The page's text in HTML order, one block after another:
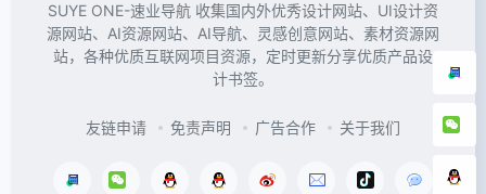
SUYE ONE-速业导航 收集国内外优秀设计网站、UI设计资
源网站、AI资源网站、AI导航、灵感创意网站、素材资源网
站，各种优质互联网项目资源，定时更新分享优质产品设
计书签。
友链申请 免责声明 广告合作 关于我们